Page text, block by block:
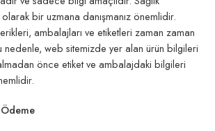
olarak bir uzmana danışmanız önemlidir.
ambalajları ve etiketleri zaman zaman
nedenle, web sitemizde yer alan ürün bilgileri
önce etiket ve ambalajdaki bilgileri